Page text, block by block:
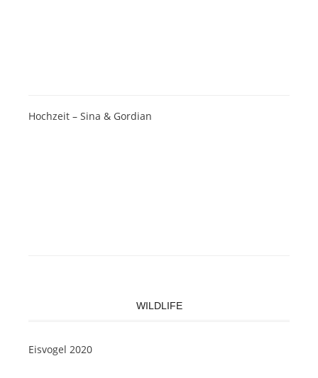
Hochzeit – Sina & Gordian
WILDLIFE
Eisvogel 2020